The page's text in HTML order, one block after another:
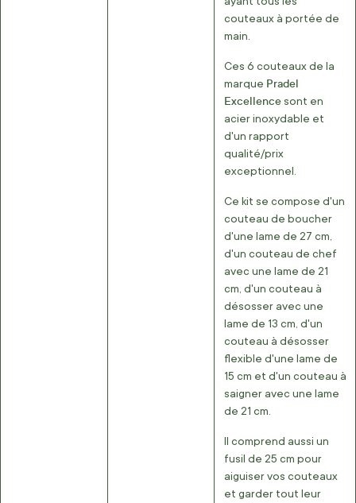
couteaux à portée de
main.
Ces 6 couteaux de la
marque Pradel
Excellence sont en
acier inoxydable et
d'un rapport
qualité/prix
exceptionnel.
Ce kit se compose d'un
couteau de boucher
d'une lame de 27 cm,
d'un couteau de chef
avec une lame de 21
cm, d'un couteau à
désosser avec une
lame de 13 cm, d'un
couteau à désosser
flexible d'une lame de
15 cm et d'un couteau à
saigner avec une lame
de 21 cm.
Il comprend aussi un
fusil de 25 cm pour
aiguiser vos couteaux
et garder tout leur